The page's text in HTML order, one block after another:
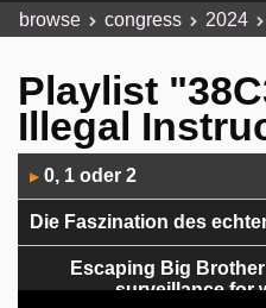
browse congress 2024
Playlist
Illegal
Player
▶ 0, 1 oder 2
Die Faszination des
Escaping Big
surveillance for